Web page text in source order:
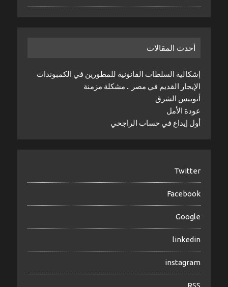
أحدث المقالات
إشكالية السلطات القانونية للمطورين في الكمبوندات
الإيجار القديم في مصر .. مشكلة مزمنة
أنوبيس الشرق
عودة الأمل
أول إيداع في حساب الراجحي
Twitter
Facebook
Google
linkedin
instagram
RSS